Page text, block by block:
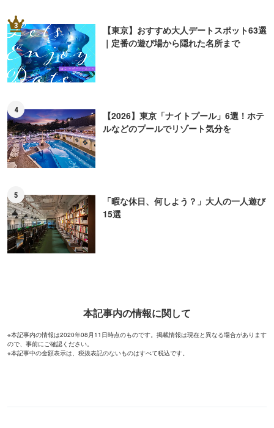
3
【東京】おすすめ大人デートスポット63選
｜定番の遊び場から隠れた名所まで
4
【2026】東京「ナイトプール」6選！ホテ
ルなどのプールでリゾート気分を
5
「暇な休日、何しよう？」大人の一人遊び
15選
本記事内の情報に関して
※本記事内の情報は2020年08月11日時点のものです。掲載情報は現在と異なる場合があります
ので、事前にご確認ください。
※本記事中の金額表示は、税抜表記のないものはすべて税込です。